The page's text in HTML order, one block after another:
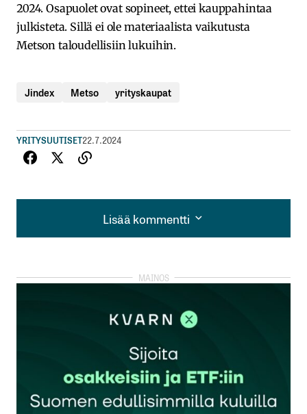
2024. Osapuolet ovat sopineet, ettei kauppahintaa
julkisteta. Sillä ei ole materiaalista vaikutusta
Metson taloudellisiin lukuihin.
Jindex Metso yrityskaupat
YRITYSUUTISET22.7.2024
Lisää kommentti
Lisää kommentti
kirjautua
rekisteröityä